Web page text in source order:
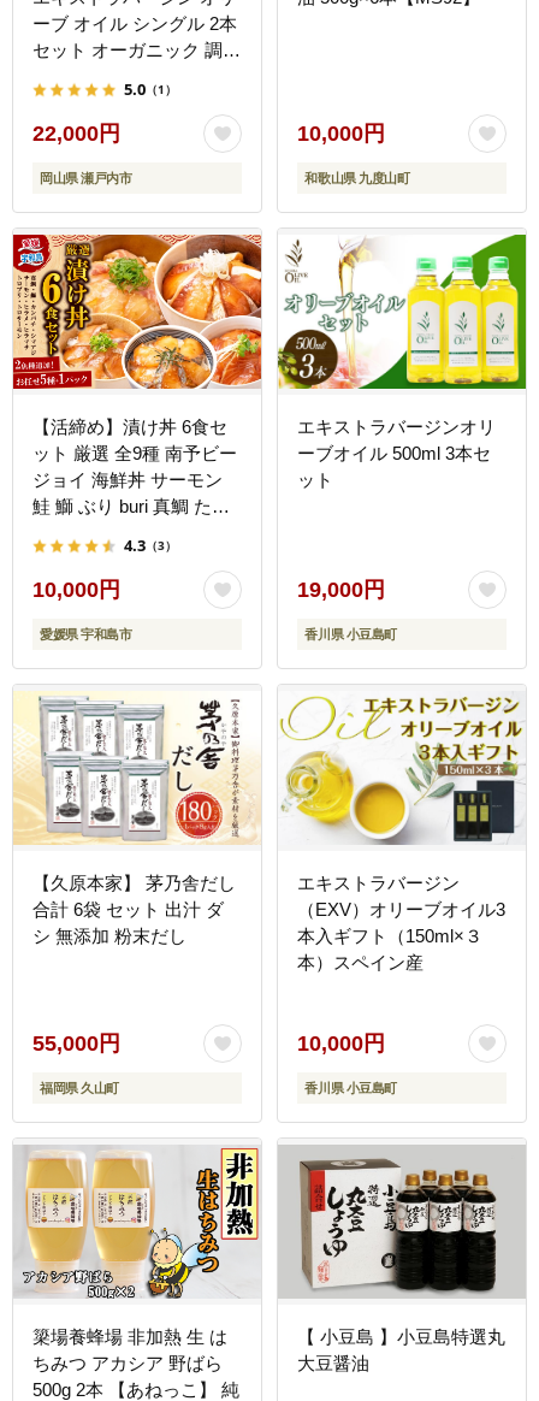
ーブ オイル シングル 2本
セット オーガニック 調味
ギフト
5.0 （1）
22,000円
岡山県 瀬戸内市
10,000円
和歌山県 九度山町
【活締め】漬け丼 6食セ
ット 厳選 全9種 南予ビー
ジョイ 海鮮丼 サーモン
鮭 鰤 ぶり buri 真鯛 たい
縞鯵ヒラメ ヒラマサ
D010-150005
4.3 （3）
10,000円
愛媛県 宇和島市
エキストラバージンオリ
ーブオイル 500ml 3本セ
ット
19,000円
香川県 小豆島町
【久原本家】 茅乃舎だし
合計 6袋 セット 出汁 ダ
シ 無添加 粉末だし
55,000円
福岡県 久山町
エキストラバージン
（EXV）オリーブオイル3
本入ギフト（150ml×３
本）スペイン産
10,000円
香川県 小豆島町
簗場養蜂場 非加熱 生 は
ちみつ アカシア 野ばら
500g 2本 【あねっこ】 純
【 小豆島 】小豆島特選丸
大豆醤油